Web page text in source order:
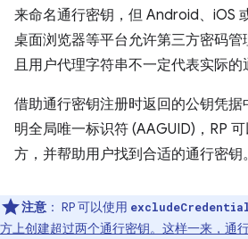
来命名通行密钥，但 Android、iOS
桌面浏览器等平台允许第三方密码
且用户代理字符串不一定代表实际的
借助通行密钥注册时返回的公钥凭
明全局唯一标识符 (AAGUID)，RP
方，并帮助用户找到合适的通行密钥。
注意 ： RP 可以使用
方上创建超过两个通行密钥。这样一来，通